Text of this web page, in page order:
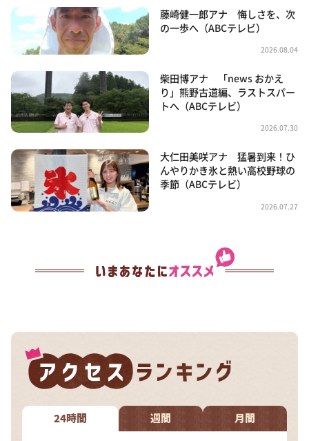
藤崎健一郎アナ 悔しさを、次
の一歩へ（ABCテレビ）
2026.08.04
柴田博アナ 「news おかえ
り」熊野古道編、ラストスパー
トへ（ABCテレビ）
2026.07.30
大仁田美咲アナ 猛暑到来！ひ
んやりかき氷と熱い高校野球の
季節（ABCテレビ）
2026.07.27
24時間 週間 月間